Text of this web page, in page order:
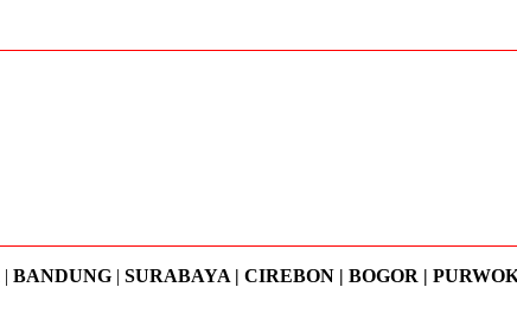
| BANDUNG | SURABAYA | CIREBON | BOGOR |